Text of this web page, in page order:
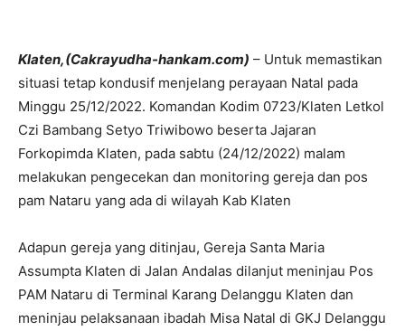
Klaten,(Cakrayudha-hankam.com) – Untuk memastikan
situasi tetap kondusif menjelang perayaan Natal pada
Minggu 25/12/2022. Komandan Kodim 0723/Klaten Letkol
Czi Bambang Setyo Triwibowo beserta Jajaran
Forkopimda Klaten, pada sabtu (24/12/2022) malam
melakukan pengecekan dan monitoring gereja dan pos
pam Nataru yang ada di wilayah Kab Klaten
Adapun gereja yang ditinjau, Gereja Santa Maria
Assumpta Klaten di Jalan Andalas dilanjut meninjau Pos
PAM Nataru di Terminal Karang Delanggu Klaten dan
meninjau pelaksanaan ibadah Misa Natal di GKJ Delanggu